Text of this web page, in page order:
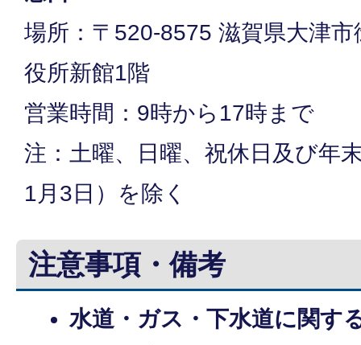
場所：〒520-8575 滋賀県大津
役所新館1階
営業時間：9時から17時まで
注：土曜、日曜、祝休日及び年
1月3日）を除く
注意事項・備考
水道・ガス・下水道に関す